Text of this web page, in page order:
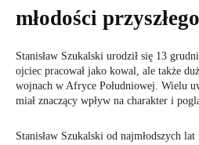
młodości
Stanisław Szukalski urodził się 13
ojciec pracował jako kowal, ale także
wojnach w Afryce Południowej. Wielu
miał znaczący wpływ na charakter i
Stanisław Szukalski od najmłodszych lat